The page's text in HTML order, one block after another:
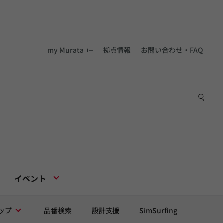
my Murata 拠点情報 お問い合わせ・FAQ
イベント
プ 品番検索 設計支援 SimSurfing